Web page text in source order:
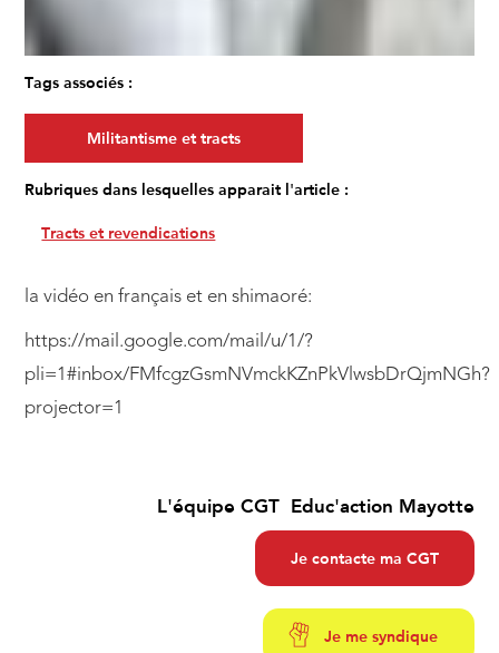
Tags associés :
Militantisme et tracts
Rubriques dans lesquelles apparait l'article :
Tracts et revendications
la vidéo en français et en shimaoré:
https://mail.google.com/mail/u/1/?
pli=1#inbox/FMfcgzGsmNVmckKZnPkVlwsbDrQjmNGh?
projector=1
L'équipe CGT Educ'action Mayotte
Je contacte ma CGT
Je me syndique